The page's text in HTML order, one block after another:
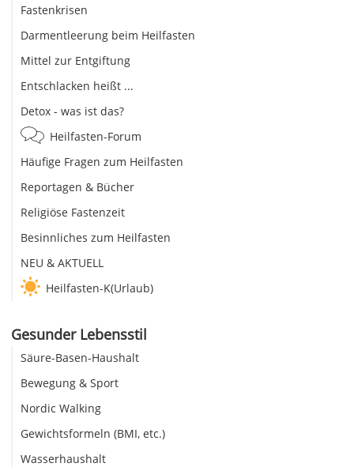
Fastenkrisen
Darmentleerung beim Heilfasten
Mittel zur Entgiftung
Entschlacken heißt ...
Detox - was ist das?
Heilfasten-Forum
Häufige Fragen zum Heilfasten
Reportagen & Bücher
Religiöse Fastenzeit
Besinnliches zum Heilfasten
NEU & AKTUELL
Heilfasten-K(Urlaub)
Gesunder Lebensstil
Säure-Basen-Haushalt
Bewegung & Sport
Nordic Walking
Gewichtsformeln (BMI, etc.)
Wasserhaushalt